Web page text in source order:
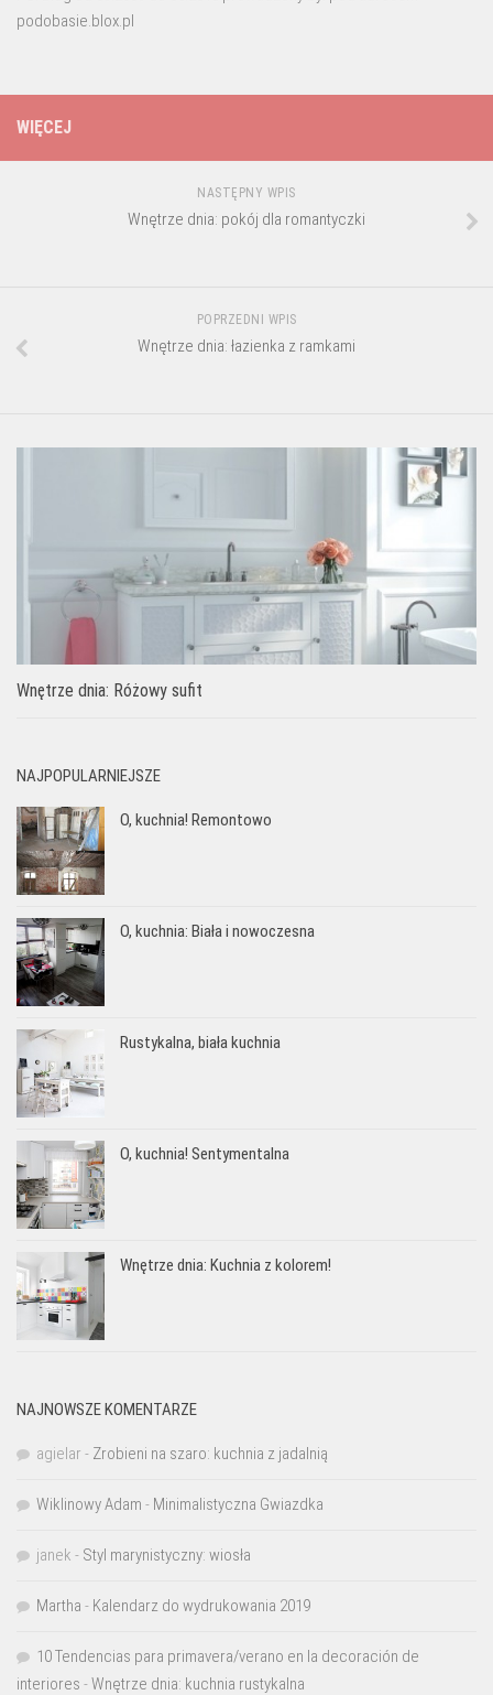
podobasie.blox.pl
WIĘCEJ
NASTĘPNY WPIS
Wnętrze dnia: pokój dla romantyczki
POPRZEDNI WPIS
Wnętrze dnia: łazienka z ramkami
Wnętrze dnia: Różowy sufit
NAJPOPULARNIEJSZE
O, kuchnia! Remontowo
O, kuchnia: Biała i nowoczesna
Rustykalna, biała kuchnia
O, kuchnia! Sentymentalna
Wnętrze dnia: Kuchnia z kolorem!
NAJNOWSZE KOMENTARZE
agielar - Zrobieni na szaro: kuchnia z jadalnią
Wiklinowy Adam - Minimalistyczna Gwiazdka
janek - Styl marynistyczny: wiosła
Martha - Kalendarz do wydrukowania 2019
10 Tendencias para primavera/verano en la decoración de
interiores -Wnętrze dnia: kuchnia rustykalna